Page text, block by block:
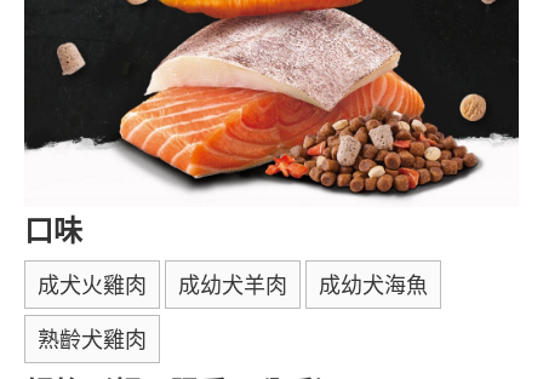
口味
成犬火雞肉 成幼犬羊肉 成幼犬海魚
熟齡犬雞肉